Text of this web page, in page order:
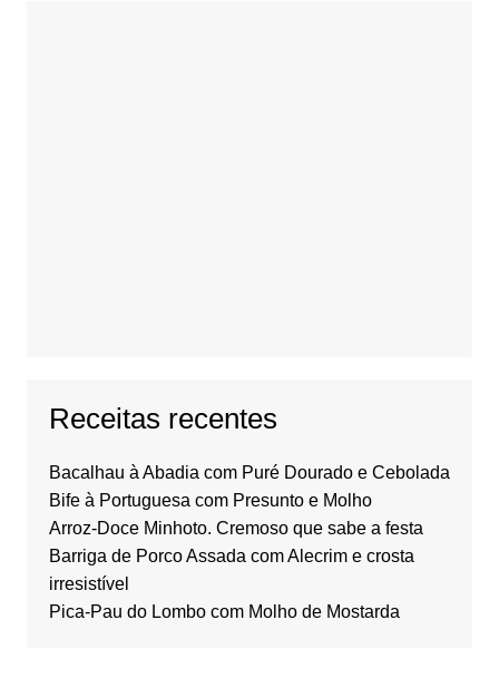
Receitas recentes
Bacalhau à Abadia com Puré Dourado e Cebolada
Bife à Portuguesa com Presunto e Molho
Arroz-Doce Minhoto. Cremoso que sabe a festa
Barriga de Porco Assada com Alecrim e crosta
irresistível
Pica-Pau do Lombo com Molho de Mostarda